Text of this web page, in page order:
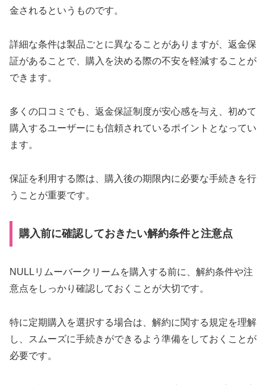
金されるというものです。
詳細な条件は製品ごとに異なることがありますが、返金保
証があることで、購入を決める際の不安を軽減することが
できます。
多くの口コミでも、返金保証制度が安心感を与え、初めて
購入するユーザーにも信頼されているポイントとなってい
ます。
保証を利用する際は、購入後の期限内に必要な手続きを行
うことが重要です。
購入前に確認しておきたい解約条件と注意点
NULLリムーバークリームを購入する前に、解約条件や注
意点をしっかり確認しておくことが大切です。
特に定期購入を選択する場合は、解約に関する規定を理解
し、スムーズに手続きができるよう準備をしておくことが
必要です。